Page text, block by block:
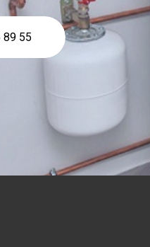
89 55